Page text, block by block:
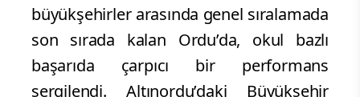
büyükşehirler arasında genel sıralamada
son sırada kalan Ordu’da, okul bazlı
başarıda çarpıcı bir performans
sergilendi. Altınordu’daki Büyükşehir